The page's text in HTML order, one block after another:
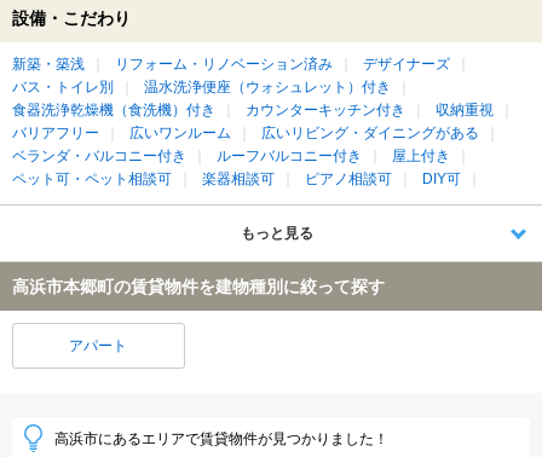
設備・こだわり
新築・築浅 リフォーム・リノベーション済み
デザイナーズ
バス・トイレ別
温水洗浄便座（ウォシュレット）付き
食器洗浄乾燥機（食洗機）付き
カウンターキッチン付き
収納重視
バリアフリー
広いワンルーム
広いリビング・ダイニングがある
ベランダ・バルコニー付き
ルーフバルコニー付き
屋上付き
ペット可・ペット相談可
楽器相談可 ピアノ相談可 DIY可
もっと見る
高浜市本郷町の賃貸物件を建物種別に絞って探す
アパート
高浜市にあるエリアで賃貸物件が見つかりました！